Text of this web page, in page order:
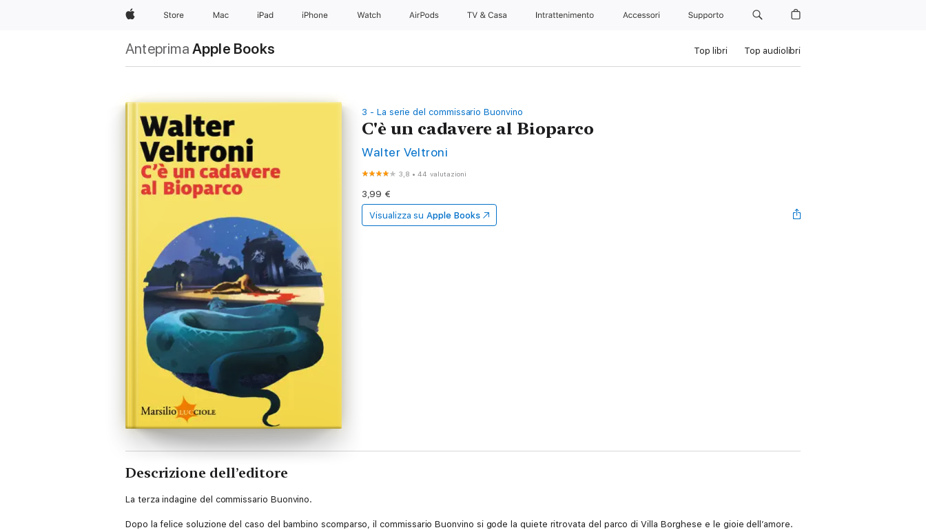
AppleStore Mac iPad iPhone Watch AirPods TV & Casa Intrattenimento Accessori Supporto
Anteprima Apple Books Top libri Top audiolibri
3 - La serie del commissario Buonvino
C'è un cadavere al Bioparco
Walter Veltroni
3,8 •44 valutazioni
3,99 €
Visualizza su Apple Books
Descrizione dell’editore
La terza indagine del commissario Buonvino.
Dopo la felice soluzione del caso del bambino scomparso, il commissario Buonvino si gode la quiete ritrovata del parco di Villa Borghese e le gioie dell’amore.